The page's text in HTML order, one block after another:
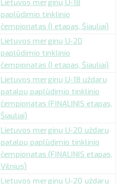
Lietuvos merginų U-18
paplūdimio tinklinio
čempionatas (I etapas, Šiauliai)
Lietuvos merginų U-20
paplūdimio tinklinio
čempionatas (I etapas, Šiauliai)
Lietuvos merginų U-18 uždarų
patalpų paplūdimio tinklinio
čempionatas (FINALINIS etapas,
Šiauliai)
Lietuvos merginų U-20 uždarų
patalpų paplūdimio tinklinio
čempionatas (FINALINIS etapas,
Vilnius)
Lietuvos merginų U-20 uždarų